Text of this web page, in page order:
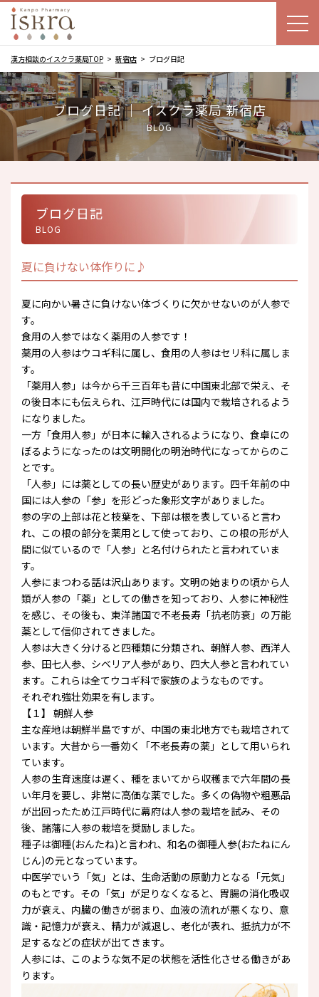
漢方相談のイスクラ薬局TOP 新宿店 ブログ日記
ブログ日記 ｜ イスクラ薬局 新宿店
BLOG
ブログ日記
BLOG
夏に負けない体作りに♪
夏に向かい暑さに負けない体づくりに欠かせないのが人参で
す。
食用の人参ではなく薬用の人参です！
薬用の人参はウコギ科に属し、食用の人参はセリ科に属しま
す。
「薬用人参」は今から千三百年も昔に中国東北部で栄え、そ
の後日本にも伝えられ、江戸時代には国内で栽培されるよう
になりました。
一方「食用人参」が日本に輸入されるようになり、食卓にの
ぼるようになったのは文明開化の明治時代になってからのこ
とです。
「人参」には薬としての長い歴史があります。四千年前の中
国には人参の「参」を形どった象形文字がありました。
参の字の上部は花と枝葉を、下部は根を表していると言わ
れ、この根の部分を薬用として使っており、この根の形が人
間に似ているので「人参」と名付けられたと言われていま
す。
人参にまつわる話は沢山あります。文明の始まりの頃から人
類が人参の「薬」としての働きを知っており、人参に神秘性
を感じ、その後も、東洋諸国で不老長寿「抗老防衰」の万能
薬として信仰されてきました。
人参は大きく分けると四種類に分類され、朝鮮人参、西洋人
参、田七人参、シベリア人参があり、四大人参と言われてい
ます。これらは全てウコギ科で家族のようなものです。
それぞれ強壮効果を有します。
【１】 朝鮮人参
主な産地は朝鮮半島ですが、中国の東北地方でも栽培されて
います。大昔から一番効く「不老長寿の薬」として用いられ
ています。
人参の生育速度は遅く、種をまいてから収穫まで六年間の長
い年月を要し、非常に高価な薬でした。多くの偽物や粗悪品
が出回ったため江戸時代に幕府は人参の栽培を試み、その
後、諸藩に人参の栽培を奨励しました。
種子は御種(おんたね)と言われ、和名の御種人参(おたねにん
じん)の元となっています。
中医学でいう「気」とは、生命活動の原動力となる「元気」
のもとです。その「気」が足りなくなると、胃腸の消化吸収
力が衰え、内臓の働きが弱まり、血液の流れが悪くなり、意
識・記憶力が衰え、精力が減退し、老化が表れ、抵抗力が不
足するなどの症状が出てきます。
人参には、このような気不足の状態を活性化させる働きがあ
ります。